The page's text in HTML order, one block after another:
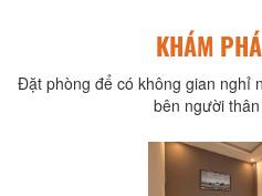
KHÁM
Đặt phòng để có không gian nghỉ
bên người